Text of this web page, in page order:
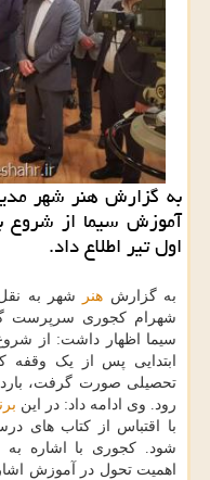
به گزارش هنر شهر
آموزش سیما از شروع
اول تیر اطلاع داد.
به گزارش هنر
شهر به
شهرام کجوری سرپرست
سیما اظهار داشت: از
ابتدایی پس از یک وقفه
تحصیلی صورت گرفت،
رود. وی ادامه داد: در این
با اقتباس از کتاب های
شود. کجوری با اشاره به
اهمیت تحول در آموزش